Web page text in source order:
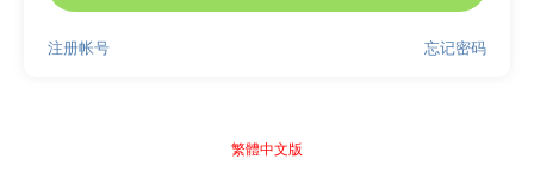
忘记密码
注册帐号
繁體中文版